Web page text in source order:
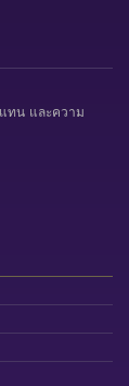
ทน และความ